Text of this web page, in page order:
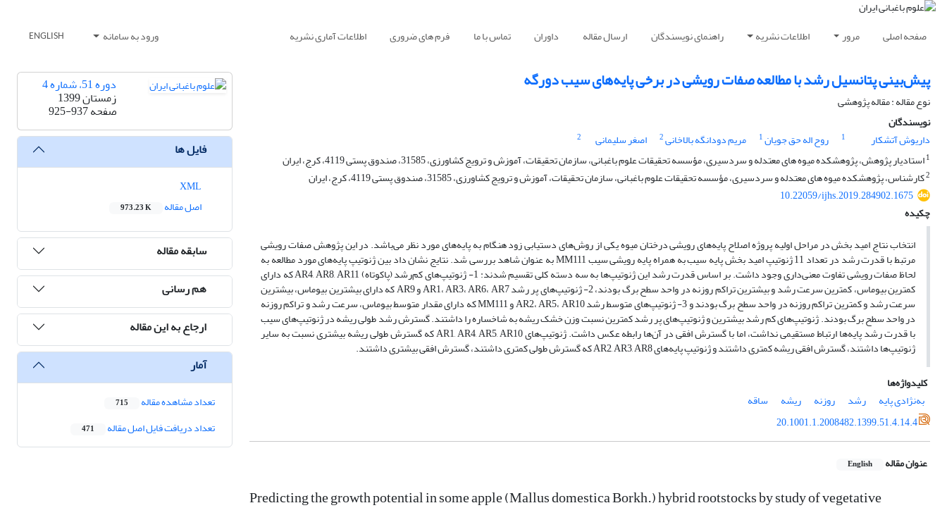
صفحه اصلی مرور اطلاعات نشریه راهنمای نویسندگان ارسال مقاله داوران تماس با ما فرم های ضروری اطلاعات آماری نشریه ورود به سامانه ENGLISH
پیش‌بینی پتانسیل رشد با مطالعه صفات رویشی در برخی پایه‌های سیب دورگه
نوع مقاله : مقاله پژوهشی
نویسندگان
داریوش آتشکار
1 روح اله حق جویان1 مریم دودانگه بالاخانی2 اصغر سلیمانی
2
1استادیار پژوهش، پژوهشکده میوه های معتدله و سردسیری، مؤسسه تحقیقات علوم باغبانی، سازمان تحقیقات، ‏آموزش و ترویج کشاورزی، 31585، صندوق پستی 4119، کرج، ایران
2کارشناس، پژوهشکده میوه های معتدله و سردسیری، مؤسسه تحقیقات علوم باغبانی، سازمان تحقیقات، آموزش و ترویج ‏کشاورزی، 31585، صندوق پستی 4119، کرج، ایران
10.22059/ijhs.2019.284902.1675
چکیده
انتخاب نتاج امید بخش در مراحل اولیه پروژه اصلاح پایه‌های رویشی درختان میوه یکی از روش‌های دستیابی زود هنگام به پایه‌های مورد نظر می‌باشد. در این پژوهش صفات رویشی
مرتبط با قدرت رشد در تعداد 11 ژنوتیپ امید بخش پایه سیب به همراه پایه رویشی سیب MM111 به عنوان شاهد بررسی شد. نتایج نشان داد بین ژنوتیپ پایه‌های مورد مطالعه به
لحاظ صفات رویشی تفاوت معنی‌داری وجود داشت. بر اساس قدرت رشد این ژنوتیپ‌ها به سه دسته کلی تقسیم شدند: 1- ژنوتیپ‌های کم‌رشد (پاکوتاه) AR4, AR8, AR11 که دارای
کمترین بیوماس، کمترین سرعت رشد و بیشترین تراکم روزنه در واحد سطح برگ بودند، 2- ژنوتیپ‌های پر رشد AR1، AR3، AR6، AR7 و AR9 که دارای بیشترین بیوماس، بیشترین
سرعت رشد و کمترین تراکم روزنه در واحد سطح برگ بودند و 3- ژنوتیپ‌های متوسط رشد AR2، AR5، AR10 و MM111 که دارای مقدار متوسط بیوماس، سرعت رشد و تراکم روزنه
در واحد سطح برگ بودند. ژنوتیپ‌های کم رشد بیشترین و ژنوتیپ‌های پر رشد کمترین نسبت وزن خشک ریشه به شاخساره را داشتند. گسترش رشد طولی ریشه در ژنوتیپ‌های سیب
با قدرت رشد پایه‌ها ارتباط مستقیمی نداشت، اما با گسترش افقی در آن‌ها رابطه عکس داشت. ژنوتیپ‌های AR1, AR4, AR5, AR10 که گسترش طولی ریشه بیشتری نسبت به سایر
ژنوتیپ‌ها داشتند، گسترش افقی ریشه کمتری داشتند و ژنوتیپ پایه‌‌‌‌‌‌‌های AR2, AR3, AR8 که گسترش طولی کمتری داشتند، گسترش افقی بیشتری داشتند.
کلیدواژه‌ها
به‌نژادی پایه
رشد روزنه ریشه
ساقه‏
20.1001.1.2008482.1399.51.4.14.4
عنوان مقاله English
Predicting the growth potential in some apple (Mallus domestica Borkh.) hybrid ‎rootstocks by study of vegetative
دوره 51، شماره 4
زمستان 1399
صفحه925-937
فایل ها
اصل مقاله
973.23 K
سابقه مقاله
هم رسانی
ارجاع به این مقاله
آمار
تعداد مشاهده مقاله 715
تعداد دریافت فایل اصل مقاله 471